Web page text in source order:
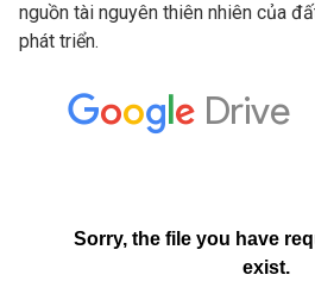
nguồn tài nguyên thiên nhiên của
phát triển.